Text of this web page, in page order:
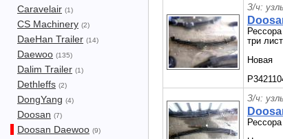
Caravelair (1)
CS Machinery (2)
DaeHan Trailer (14)
Daewoo (135)
Dalim Trailer (1)
Dethleffs (2)
DongYang (4)
Doosan (7)
Doosan Daewoo (9)
З/ч:
три
Новая
З/ч: